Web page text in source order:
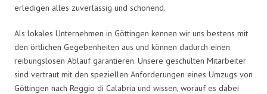
erledigen alles zuverlässig und schonend.
Als lokales Unternehmen in Göttingen kennen wir uns bestens mit
den örtlichen Gegebenheiten aus und können dadurch einen
reibungslosen Ablauf garantieren. Unsere geschulten Mitarbeiter
sind vertraut mit den speziellen Anforderungen eines Umzugs von
Göttingen nach Reggio di Calabria und wissen, worauf es dabei